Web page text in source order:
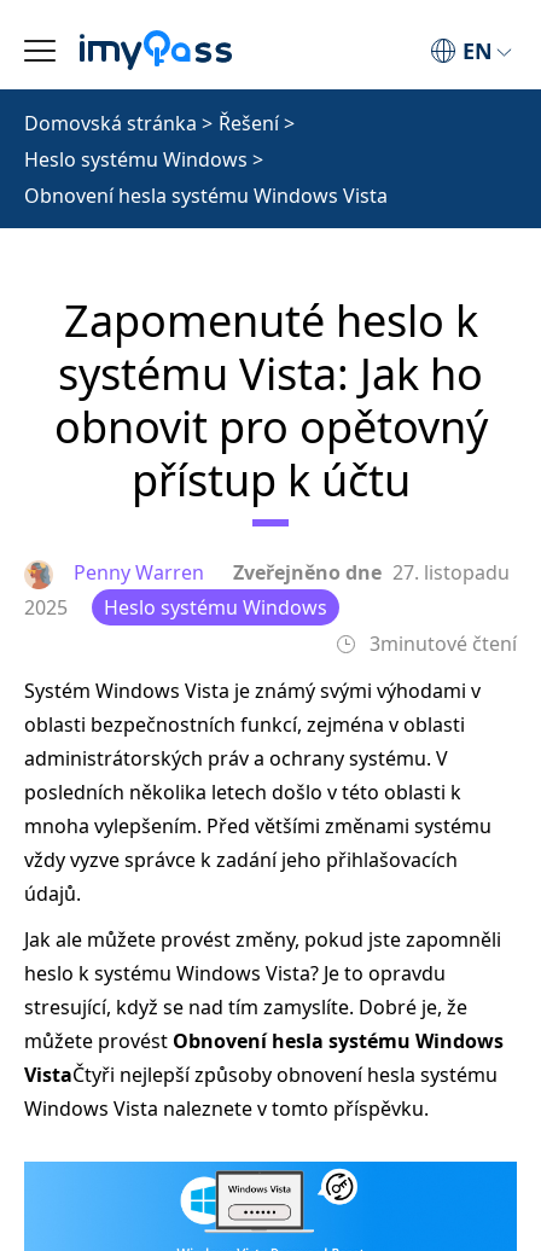
EN
Domovská stránka > Řešení>
Heslo systému Windows >
Obnovení hesla systému Windows Vista
Zapomenuté heslo k
systému Vista: Jak ho
obnovit pro opětovný
přístup k účtu
Penny Warren Zveřejněno dne 27. listopadu
2025
Heslo systému Windows
3minutové čtení
Systém Windows Vista je známý svými výhodami v
oblasti bezpečnostních funkcí, zejména v oblasti
administrátorských práv a ochrany systému. V
posledních několika letech došlo v této oblasti k
mnoha vylepšením. Před většími změnami systému
vždy vyzve správce k zadání jeho přihlašovacích
údajů.
Jak ale můžete provést změny, pokud jste zapomněli
heslo k systému Windows Vista? Je to opravdu
stresující, když se nad tím zamyslíte. Dobré je, že
můžete provést Obnovení hesla systému Windows
VistaČtyři nejlepší způsoby obnovení hesla systému
Windows Vista naleznete v tomto příspěvku.